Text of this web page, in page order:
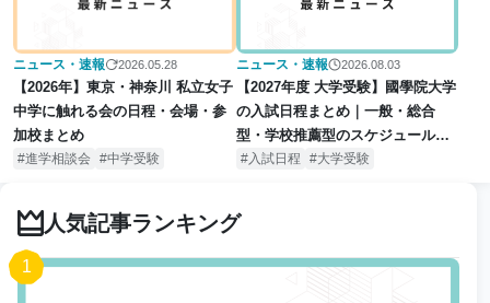
ニュース・速報 2026.05.28
【2026年】東京・神奈川 私立女子
中学に触れる会の日程・会場・参
加校まとめ
進学相談会 中学受験
ニュース・速報 2026.08.03
【2027年度 大学受験】國學院大学
の入試日程まとめ｜一般・総合
型・学校推薦型のスケジュール一
覧入試日程 大学受験
人気記事ランキング
1